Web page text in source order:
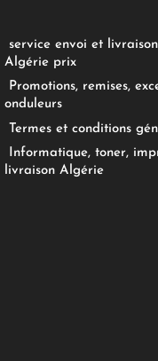
service envoi et
Algérie prix
Promotions, remises,
onduleurs
Termes et conditions
Informatique, toner,
livraison Algérie